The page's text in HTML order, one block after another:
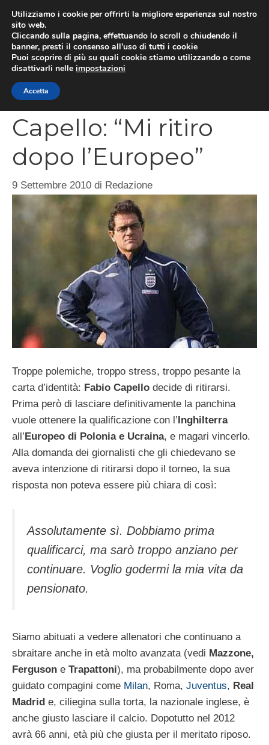
contenuto
Capello: “Mi ritiro
dopo l’Europeo”
9 Settembre 2010 di Redazione
Troppe polemiche, troppo stress, troppo pesante la
carta d’identità: Fabio Capello decide di ritirarsi.
Prima però di lasciare definitivamente la panchina
vuole ottenere la qualificazione con l’ Inghilterra
all’ Europeo di Polonia e Ucraina, e magari vincerlo.
Alla domanda dei giornalisti che gli chiedevano se
aveva intenzione di ritirarsi dopo il torneo, la sua
risposta non poteva essere più chiara di così:
Assolutamente sì. Dobbiamo prima
qualificarci, ma sarò troppo anziano per
continuare. Voglio godermi la mia vita da
pensionato.
Siamo abituati a vedere allenatori che continuano a
sbraitare anche in età molto avanzata (vedi Mazzone,
Ferguson e Trapattoni), ma probabilmente dopo aver
guidato compagini come Milan, Roma, Juventus, Real
Madrid e, ciliegina sulla torta, la nazionale inglese, è
anche giusto lasciare il calcio. Dopotutto nel 2012
avrà 66 anni, età più che giusta per il meritato riposo.
Utilizziamo i cookie per offrirti la migliore esperienza sul nostro
sito web.
Cliccando sulla pagina, effettuando lo scroll o chiudendo il
banner, presti il consenso all’uso di tutti i cookie
Puoi scoprire di più su quali cookie stiamo utilizzando o come
disattivarli nelle impostazioni
Accetta